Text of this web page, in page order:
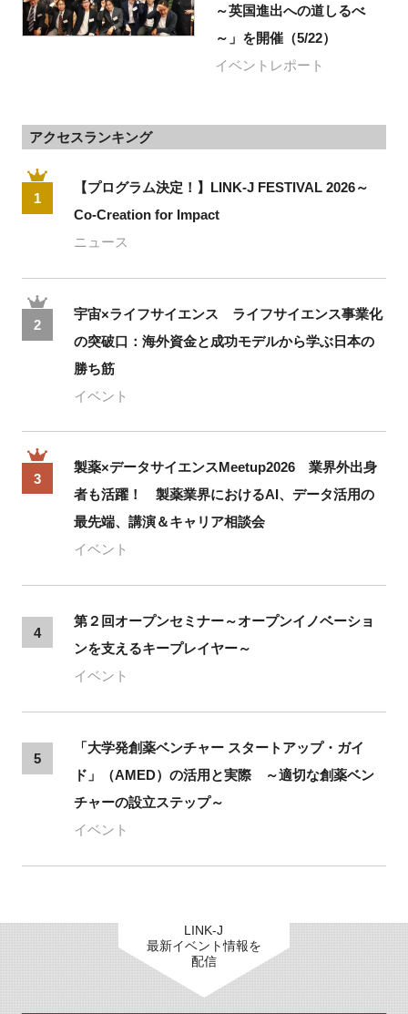
～英国進出への道しるべ
～」を開催（5/22）
イベントレポート
アクセスランキング
1
【プログラム決定！】LINK-J FESTIVAL 2026～
Co-Creation for Impact
ニュース
2
宇宙×ライフサイエンス ライフサイエンス事業化
の突破口：海外資金と成功モデルから学ぶ日本の
勝ち筋
イベント
3
製薬×データサイエンスMeetup2026 業界外出身
者も活躍！ 製薬業界におけるAI、データ活用の
最先端、講演＆キャリア相談会
イベント
4
第２回オープンセミナー～オープンイノベーショ
ンを支えるキープレイヤー～
イベント
5
「大学発創薬ベンチャー スタートアップ・ガイ
ド」（AMED）の活用と実際 ～適切な創薬ベン
チャーの設立ステップ～
イベント
LINK-J
最新イベント情報を
配信